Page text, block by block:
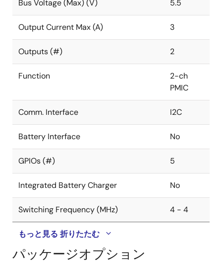
です。
メリット
高効率の降圧コンバータは、優れた熱性能を提供し
スイッチングFETが完全に集積化されているため、
外付けFETやショットキー・ダイオードが不要で
す。
リモートセンシングは最高精度を保証し、性能を損
なうことなく複数のPCB配線シナリオをサポートし
ます。
プログラマブルソフトスタートは、入力からの突入
電流を制限し、スロープ制御された出力電圧を提供
します。
ダイナミック電圧制御(DVC)により、負荷に応じて
デバイスの出力電圧を適宜調整できます。これによ
り、下流の回路が低電力モードまたはアイドルモー
す。
GPIOは、I
C、DVC、パワーグッドインジケータな
どのさまざまな機能をサポートします。
Bus Voltage (Max) (V) 5.5
Output Current Max (A) 3
Outputs (#) 2
Function
2-ch
PMIC
Comm. Interface I2C
Battery Interface No
GPIOs (#) 5
Integrated Battery Charger No
Switching Frequency (MHz) 4 - 4
もっと見る 折りたたむ
パッケージオプション